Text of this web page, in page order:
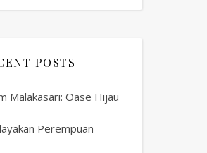
POSTS
Malakasari: Oase Hijau
Perempuan